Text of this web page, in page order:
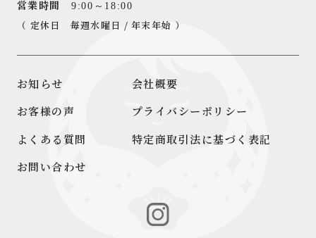
営業時間 9:00～18:00
（ 定休日 毎週水曜日 / 年末年始 ）
お知らせ
お客様の声
よくある質問
会社概要
プライバシーポリシー
特定商取引法に基づく表記
お問い合わせ